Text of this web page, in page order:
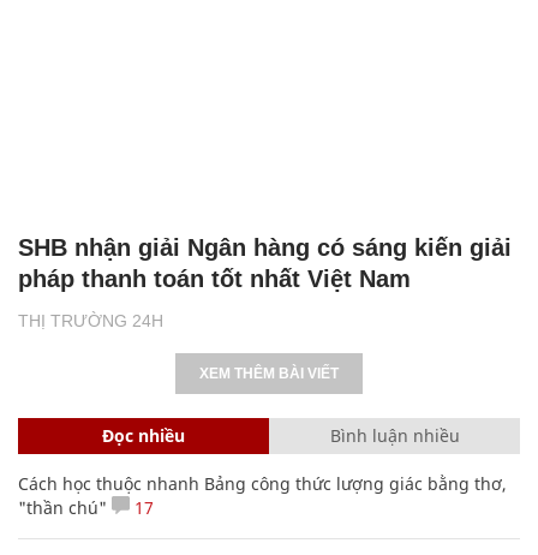
THỊ TRƯỜNG 24H
SHB nhận giải Ngân hàng có sáng kiến giải
pháp thanh toán tốt nhất Việt Nam
XEM THÊM BÀI VIẾT
Đọc nhiều Bình luận nhiều
Cách học thuộc nhanh Bảng công thức lượng giác bằng thơ,
"thần chú"
17